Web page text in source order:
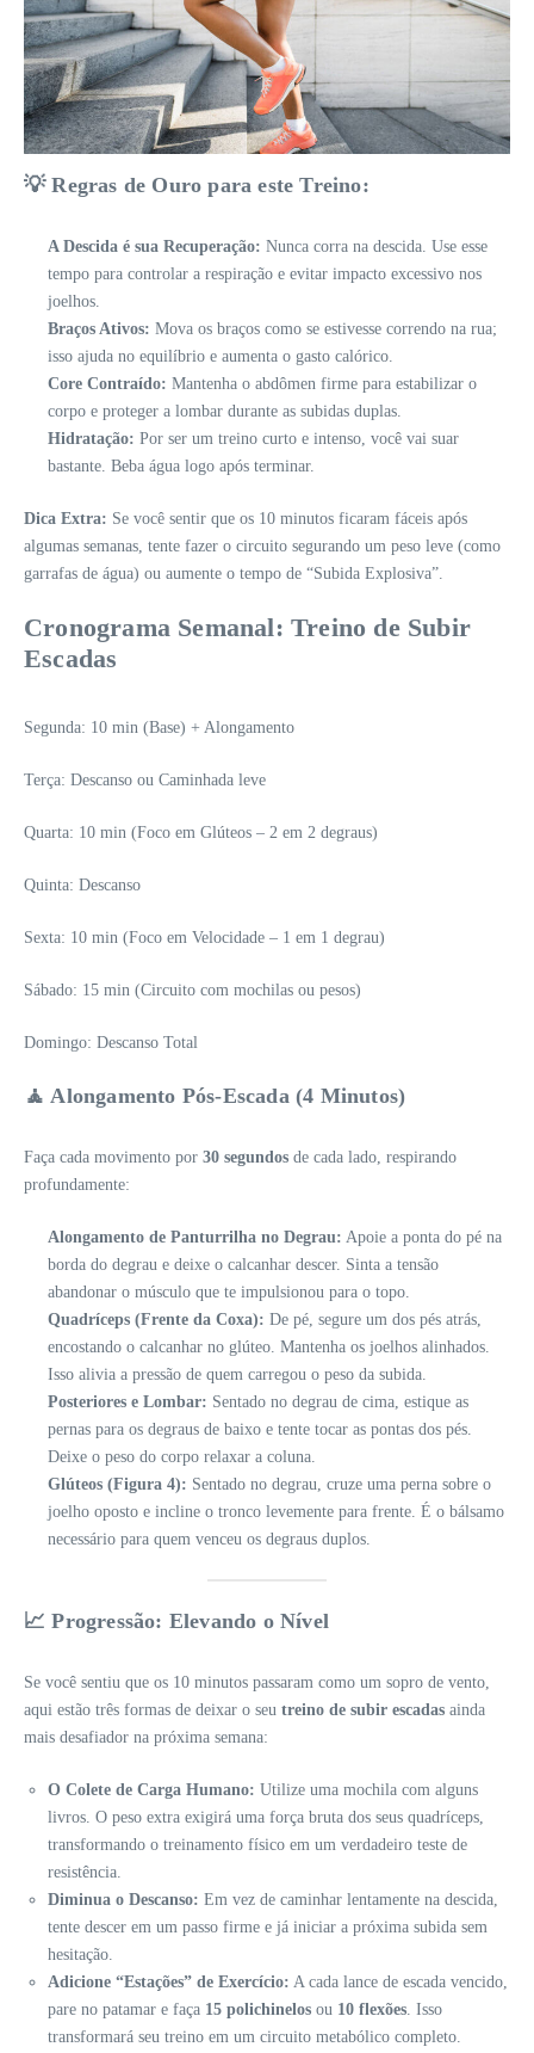
💡 Regras de Ouro para este Treino:
A Descida é sua Recuperação: Nunca corra na descida. Use esse
tempo para controlar a respiração e evitar impacto excessivo nos
joelhos.
Braços Ativos: Mova os braços como se estivesse correndo na rua;
isso ajuda no equilíbrio e aumenta o gasto calórico.
Core Contraído: Mantenha o abdômen firme para estabilizar o
corpo e proteger a lombar durante as subidas duplas.
Hidratação: Por ser um treino curto e intenso, você vai suar
bastante. Beba água logo após terminar.
Dica Extra: Se você sentir que os 10 minutos ficaram fáceis após
algumas semanas, tente fazer o circuito segurando um peso leve (como
garrafas de água) ou aumente o tempo de “Subida Explosiva”.
Cronograma Semanal: Treino de Subir
Escadas
Segunda: 10 min (Base) + Alongamento
Terça: Descanso ou Caminhada leve
Quarta: 10 min (Foco em Glúteos – 2 em 2 degraus)
Quinta: Descanso
Sexta: 10 min (Foco em Velocidade – 1 em 1 degrau)
Sábado: 15 min (Circuito com mochilas ou pesos)
Domingo: Descanso Total
🧘 Alongamento Pós-Escada (4 Minutos)
Faça cada movimento por 30 segundos de cada lado, respirando
profundamente:
Alongamento de Panturrilha no Degrau: Apoie a ponta do pé na
borda do degrau e deixe o calcanhar descer. Sinta a tensão
abandonar o músculo que te impulsionou para o topo.
Quadríceps (Frente da Coxa): De pé, segure um dos pés atrás,
encostando o calcanhar no glúteo. Mantenha os joelhos alinhados.
Isso alivia a pressão de quem carregou o peso da subida.
Posteriores e Lombar: Sentado no degrau de cima, estique as
pernas para os degraus de baixo e tente tocar as pontas dos pés.
Deixe o peso do corpo relaxar a coluna.
Glúteos (Figura 4): Sentado no degrau, cruze uma perna sobre o
joelho oposto e incline o tronco levemente para frente. É o bálsamo
necessário para quem venceu os degraus duplos.
📈 Progressão: Elevando o Nível
Se você sentiu que os 10 minutos passaram como um sopro de vento,
aqui estão três formas de deixar o seu treino de subir escadas ainda
mais desafiador na próxima semana:
O Colete de Carga Humano: Utilize uma mochila com alguns
livros. O peso extra exigirá uma força bruta dos seus quadríceps,
transformando o treinamento físico em um verdadeiro teste de
resistência.
Diminua o Descanso: Em vez de caminhar lentamente na descida,
tente descer em um passo firme e já iniciar a próxima subida sem
hesitação.
Adicione “Estações” de Exercício: A cada lance de escada vencido,
pare no patamar e faça 15 polichinelos ou 10 flexões. Isso
transformará seu treino em um circuito metabólico completo.